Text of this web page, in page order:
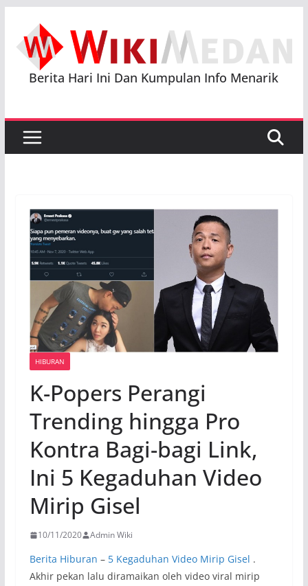
content
Berita Hari Ini Dan Kumpulan Info Menarik
HIBURAN
K-Popers Perangi
Trending hingga Pro
Kontra Bagi-bagi Link,
Ini 5 Kegaduhan Video
Mirip Gisel
10/11/2020 Admin Wiki
Berita Hiburan – 5 Kegaduhan Video Mirip Gisel .
Akhir pekan lalu diramaikan oleh video viral mirip